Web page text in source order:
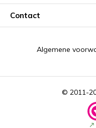
Contact
© 2011-
Algemene